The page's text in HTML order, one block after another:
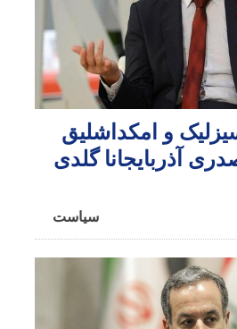
و امکداشلیق
آذربایجانا گلدی
سیاست